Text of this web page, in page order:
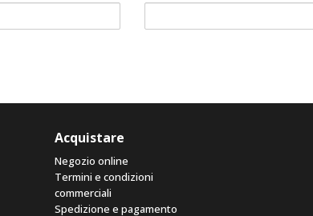
Acquistare
Negozio online
Termini e condizioni
commerciali
Spedizione e pagamento